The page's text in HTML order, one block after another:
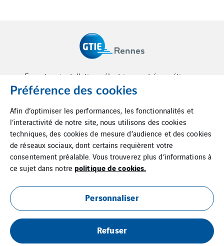
Expert en installations électriques et énergétiques.
Contactez-nous
Cookies
Préférence des cookies
Afin d’optimiser les performances, les fonctionnalités et
l’interactivité de notre site, nous utilisons des cookies
techniques, des cookies de mesure d’audience et des cookies
de réseaux sociaux, dont certains requièrent votre
consentement préalable. Vous trouverez plus d’informations à
ce sujet dans notre politique de cookies.
Personnaliser
Refuser